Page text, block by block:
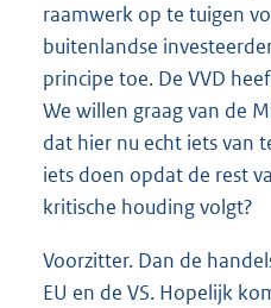
raamwerk op te tuigen
buitenlandse
principe toe. De VVD
We willen graag van de
dat hier nu echt iets van
iets doen opdat de rest
kritische houding volgt?
Voorzitter. Dan de
EU en de VS. Hopelijk